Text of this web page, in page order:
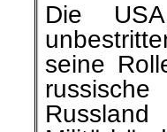
Die
seine